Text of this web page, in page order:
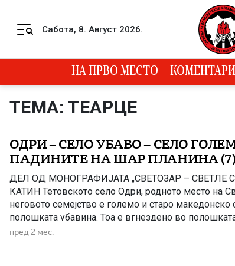
Сабота, 8. Август 2026.
НА ПРВО МЕСТО КОМЕНТАРИ
ТЕМА: ТЕАРЦЕ
ОДРИ – СЕЛО УБАВО – СЕЛО
ПАДИНИТЕ НА ШАР ПЛАНИНА (7)
ДЕЛ ОД МОНОГРАФИЈАТА „СВЕТОЗАР – СВЕТЛЕ
КАТИН Тетовското село Одри, родното место на
неговото семејство е големо и старо македонско
полошката убавина. Тоа е вгнездено во
каде живее, се гради, се развива, се шири со
пред 2 мес.